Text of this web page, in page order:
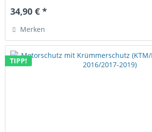
34,90 € *
Merken
TIPP!